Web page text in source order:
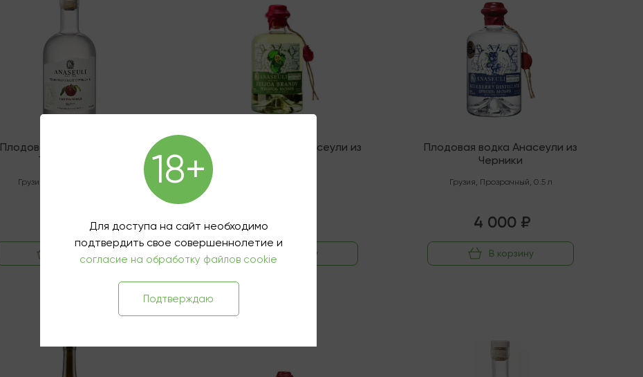
Плодовая водка Анасеули
Ткемалевая
Грузия
2 010 ₽
Плодовая водка Анасеули из
4 100 ₽
В корзину
Плодовая водка Анасеули из
Черники
Грузия, Прозрачный, 0.5 л
4 000 ₽
В корзину
18+
Для доступа на сайт необходимо
подтвердить свое совершеннолетие и
согласие на обработку файлов cookie
Подтверждаю